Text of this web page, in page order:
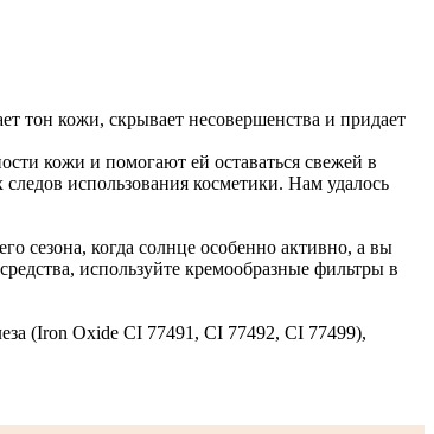
тон кожи, скрывает несовершенства и придает
кожи и помогают ей оставаться свежей в
использования косметики. Нам удалось
сезона, когда солнце особенно активно, а вы
используйте кремообразные фильтры в
(Iron Oxide CI 77491, CI 77492, CI 77499),